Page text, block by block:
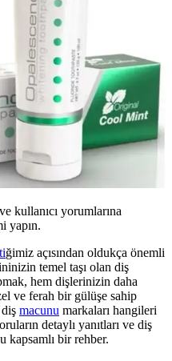
kullanıcı yorumlarına
yapın.
ğimiz açısından oldukça önemli
temel taşı olan diş
hem dişlerinizin daha
ve ferah bir gülüşe sahip
macunu markaları hangileri
detaylı yanıtları ve diş
kapsamlı bir rehber.